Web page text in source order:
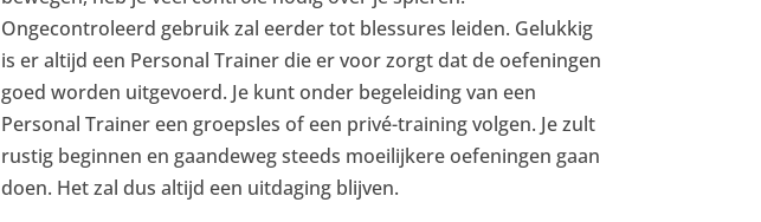
Ongecontroleerd gebruik zal eerder tot blessures leiden. Gelukkig
is er altijd een Personal Trainer die er voor zorgt dat de oefeningen
goed worden uitgevoerd. Je kunt onder begeleiding van een
Personal Trainer een groepsles of een privé-training volgen. Je zult
rustig beginnen en gaandeweg steeds moeilijkere oefeningen gaan
doen. Het zal dus altijd een uitdaging blijven.